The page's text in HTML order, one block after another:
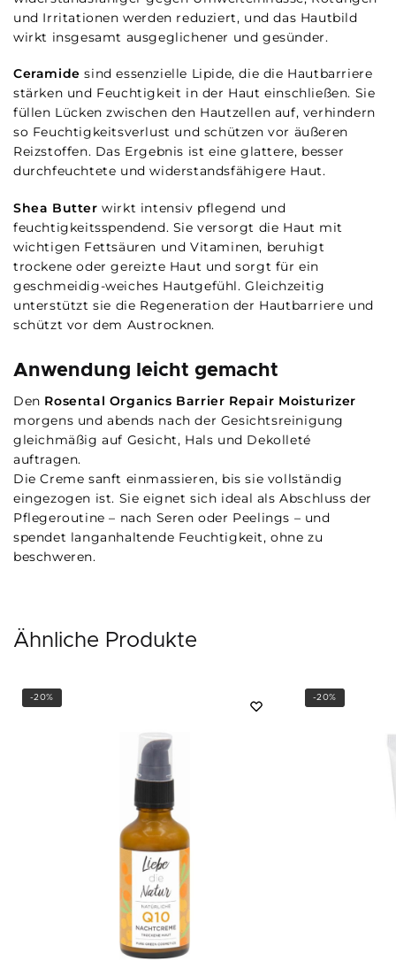
und Irritationen werden reduziert, und das Hautbild
wirkt insgesamt ausgeglichener und gesünder.
Ceramide sind essenzielle Lipide, die die Hautbarriere
stärken und Feuchtigkeit in der Haut einschließen. Sie
füllen Lücken zwischen den Hautzellen auf, verhindern
so Feuchtigkeitsverlust und schützen vor äußeren
Reizstoffen. Das Ergebnis ist eine glattere, besser
durchfeuchtete und widerstandsfähigere Haut.
Shea Butter wirkt intensiv pflegend und
feuchtigkeitsspendend. Sie versorgt die Haut mit
wichtigen Fettsäuren und Vitaminen, beruhigt
trockene oder gereizte Haut und sorgt für ein
geschmeidig-weiches Hautgefühl. Gleichzeitig
unterstützt sie die Regeneration der Hautbarriere und
schützt vor dem Austrocknen.
Anwendung leicht gemacht
Den Rosental Organics Barrier Repair Moisturizer
morgens und abends nach der Gesichtsreinigung
gleichmäßig auf Gesicht, Hals und Dekolleté
auftragen.
Die Creme sanft einmassieren, bis sie vollständig
eingezogen ist. Sie eignet sich ideal als Abschluss der
Pflegeroutine – nach Seren oder Peelings – und
spendet langanhaltende Feuchtigkeit, ohne zu
beschweren.
Ähnliche Produkte
-20% -20%